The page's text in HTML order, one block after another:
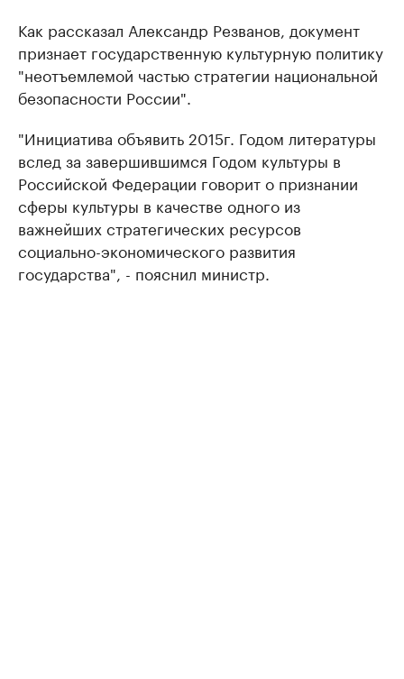
Как рассказал Александр Резванов, документ
признает государственную культурную политику
"неотъемлемой частью стратегии национальной
безопасности России".
"Инициатива объявить 2015г. Годом литературы
вслед за завершившимся Годом культуры в
Российской Федерации говорит о признании
сферы культуры в качестве одного из
важнейших стратегических ресурсов
социально-экономического развития
государства", - пояснил министр.